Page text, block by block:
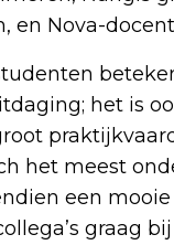
en Nova-
het is
het meest
een
graag